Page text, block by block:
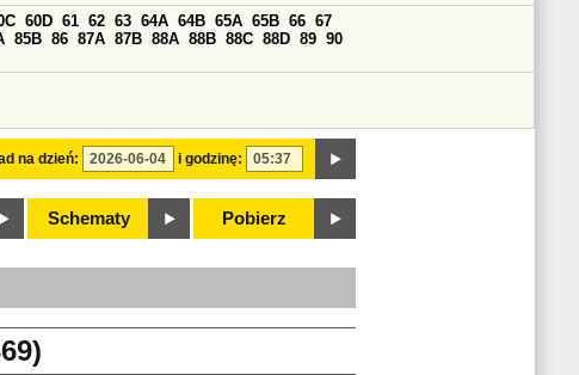
na dzień: i godzinę:
60D 61 62 63 64A 64B 65A 65B 66 67
85B 86 87A 87B 88A 88B 88C 88D 89 90
Schematy Pobierz